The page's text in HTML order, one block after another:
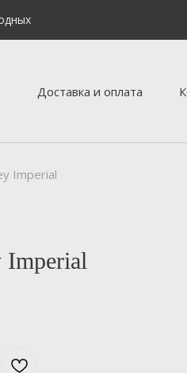
Доставка и оплата
Imperial
Imperial